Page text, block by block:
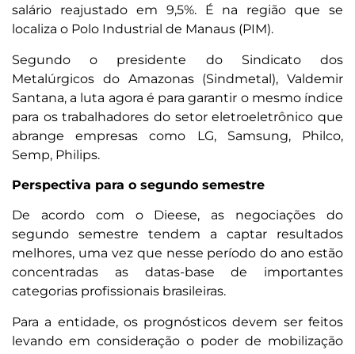
salário reajustado em 9,5%. É na região que se
localiza o Polo Industrial de Manaus (PIM).
Segundo o presidente do Sindicato dos
Metalúrgicos do Amazonas (Sindmetal), Valdemir
Santana, a luta agora é para garantir o mesmo índice
para os trabalhadores do setor eletroeletrônico que
abrange empresas como LG, Samsung, Philco,
Semp, Philips.
Perspectiva para o segundo semestre
De acordo com o Dieese, as negociações do
segundo semestre tendem a captar resultados
melhores, uma vez que nesse período do ano estão
concentradas as datas-base de importantes
categorias profissionais brasileiras.
Para a entidade, os prognósticos devem ser feitos
levando em consideração o poder de mobilização